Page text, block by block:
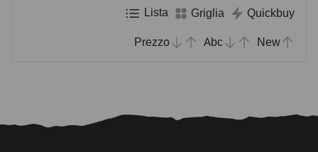
Lista Griglia Quickbuy
Prezzo Abc New